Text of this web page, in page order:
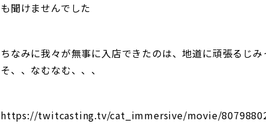
も聞けませんでした
ちなみに我々が無事に入店できたのは、地道に頑張るじ
そ、、なむなむ、、、
https://twitcasting.tv/cat_immersive/movie/